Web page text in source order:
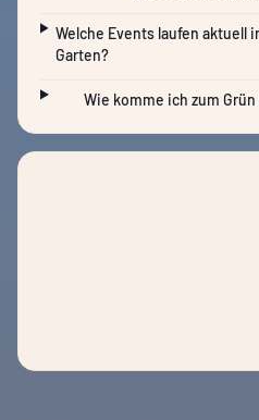
Welche Events laufen aktuell
Garten?
Wie komme ich zum